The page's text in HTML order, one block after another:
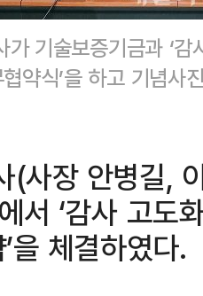
가 기술보증기금과 ‘
약식’을 하고 기념
(사장 안병길,
서 ‘감사 고도
을 체결하였다.